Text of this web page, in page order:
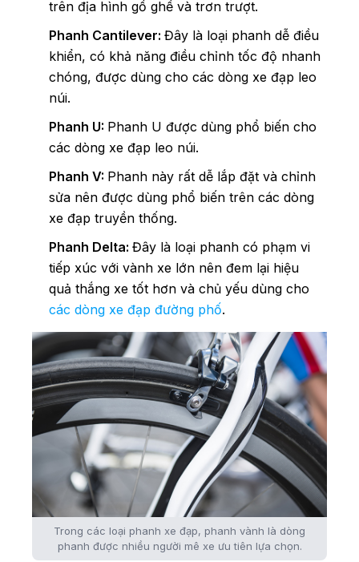
trên địa hình gồ ghề và trơn trượt.
Phanh Cantilever: Đây là loại phanh dễ điều
khiển, có khả năng điều chỉnh tốc độ nhanh
chóng, được dùng cho các dòng xe đạp leo
núi.
Phanh U: Phanh U được dùng phổ biến cho
các dòng xe đạp leo núi.
Phanh V: Phanh này rất dễ lắp đặt và chỉnh
sửa nên được dùng phổ biến trên các dòng
xe đạp truyền thống.
Phanh Delta: Đây là loại phanh có phạm vi
tiếp xúc với vành xe lớn nên đem lại hiệu
quả thắng xe tốt hơn và chủ yếu dùng cho
các dòng xe đạp đường phố.
Trong các loại phanh xe đạp, phanh vành là dòng
phanh được nhiều người mê xe ưu tiên lựa chọn.